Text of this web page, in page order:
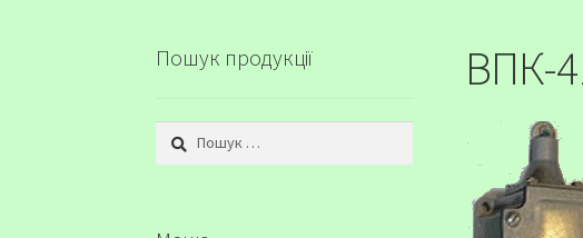
ВПК-
Пошук продукції
Пошук: